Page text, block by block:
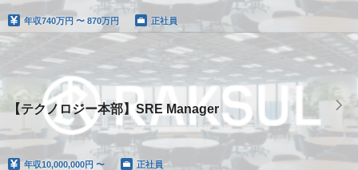
年収740万円 〜 870万円 正社員
【テクノロジー本部】SRE Manager
年収10,000,000円 〜 正社員